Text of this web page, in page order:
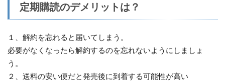
定期購読のデメリットは？
１、解約を忘れると届いてしまう。
必要がなくなったら解約するのを忘れないようにしましょ
う。
２、送料の安い便だと発売後に到着する可能性が高い